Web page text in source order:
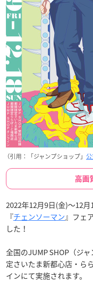
（引用：「ジャンプショップ」
高画
2022年12月9日(金)～12
『チェンソーマン』フェ
した！
全国のJUMP SHOP（ジ
定さいたま新都心店・ら
インにて実施されます。